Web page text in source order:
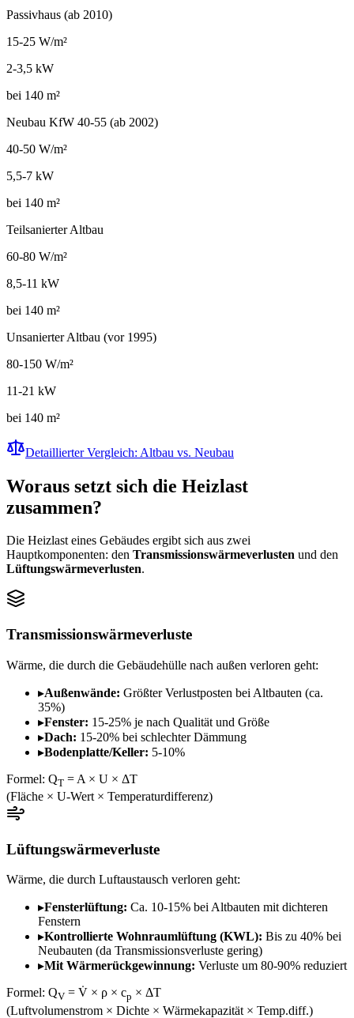
Passivhaus (ab 2010)
15-25 W/m²
2-3,5 kW
bei 140 m²
Neubau KfW 40-55 (ab 2002)
40-50 W/m²
5,5-7 kW
bei 140 m²
Teilsanierter Altbau
60-80 W/m²
8,5-11 kW
bei 140 m²
Unsanierter Altbau (vor 1995)
80-150 W/m²
11-21 kW
bei 140 m²
Detaillierter Vergleich: Altbau vs. Neubau
Woraus setzt sich die Heizlast
zusammen?
Die Heizlast eines Gebäudes ergibt sich aus zwei
Hauptkomponenten: den Transmissionswärmeverlusten und den
Lüftungswärmeverlusten.
Transmissionswärmeverluste
Wärme, die durch die Gebäudehülle nach außen verloren geht:
▸Außenwände: Größter Verlustposten bei Altbauten (ca.
35%)
▸Fenster: 15-25% je nach Qualität und Größe
▸Dach: 15-20% bei schlechter Dämmung
▸Bodenplatte/Keller: 5-10%
Formel: QT = A × U × ΔT
(Fläche × U-Wert × Temperaturdifferenz)
Lüftungswärmeverluste
Wärme, die durch Luftaustausch verloren geht:
▸Fensterlüftung: Ca. 10-15% bei Altbauten mit dichteren
Fenstern
▸Kontrollierte Wohnraumlüftung (KWL): Bis zu 40% bei
Neubauten (da Transmissionsverluste gering)
▸Mit Wärmerückgewinnung: Verluste um 80-90% reduziert
Formel: QV = V̇ × ρ × cp × ΔT
(Luftvolumenstrom × Dichte × Wärmekapazität × Temp.diff.)